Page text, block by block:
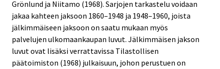
Grönlund ja Niitamo (1968). Sarjojen tarkastelu voidaan
jakaa kahteen jaksoon 1860–1948 ja 1948–1960, joista
jälkimmäiseen jaksoon on saatu mukaan myös
palvelujen ulkomaankaupan luvut. Jälkimmäisen jakson
luvut ovat lisäksi verrattavissa Tilastollisen
päätoimiston (1968) julkaisuun, johon perustuen on